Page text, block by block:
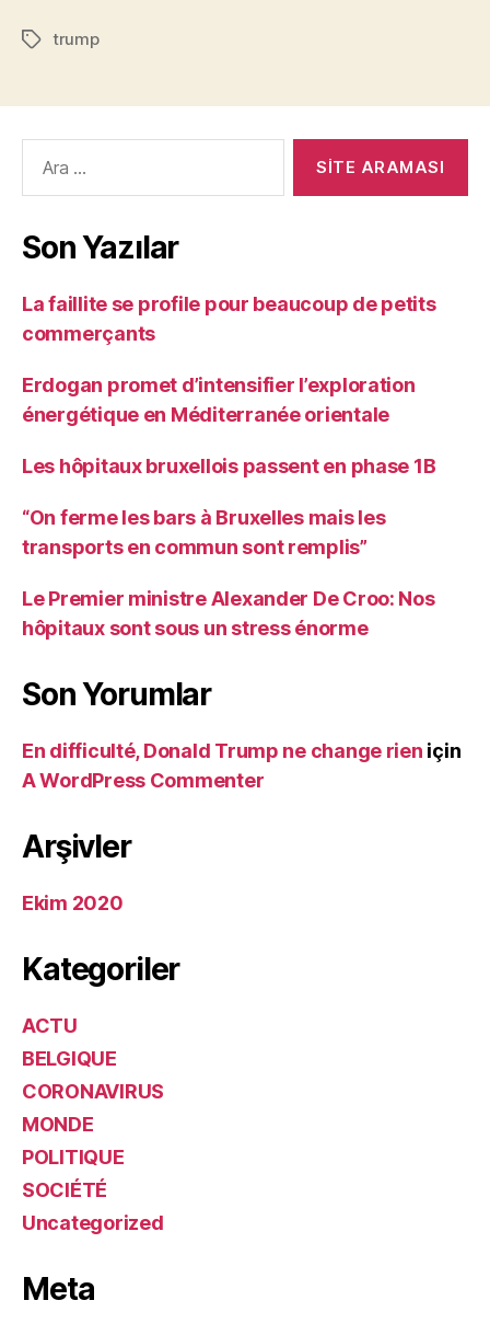
Etiketler
trump
yap:
Son Yazılar
La faillite se profile pour beaucoup de petits
commerçants
Erdogan promet d’intensifier l’exploration
énergétique en Méditerranée orientale
Les hôpitaux bruxellois passent en phase 1B
“On ferme les bars à Bruxelles mais les
transports en commun sont remplis”
Le Premier ministre Alexander De Croo: Nos
hôpitaux sont sous un stress énorme
Son Yorumlar
En difficulté, Donald Trump ne change rien için
A WordPress Commenter
Arşivler
Ekim 2020
Kategoriler
ACTU
BELGIQUE
CORONAVIRUS
MONDE
POLITIQUE
SOCIÉTÉ
Uncategorized
Meta